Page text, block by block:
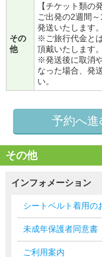
その
他
【チケット類の
ご出発の2週間
発送いたします。
※ご旅行代金と
頂戴いたします。
※発送後に取消
なった場合、発
い。
予約へ
その他
インフォメーション
シートベルト着用の
未成年保護者同意書
ご利用案内